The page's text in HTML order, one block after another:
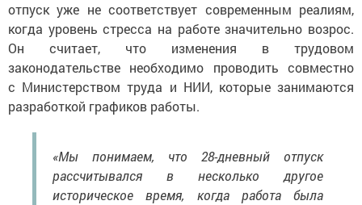
отпуск уже не соответствует современным реалиям,
когда уровень стресса на работе значительно возрос.
Он считает, что изменения в трудовом
законодательстве необходимо проводить совместно
с Министерством труда и НИИ, которые занимаются
разработкой графиков работы.
«Мы понимаем, что 28-дневный отпуск
рассчитывался в несколько другое
историческое время, когда работа была